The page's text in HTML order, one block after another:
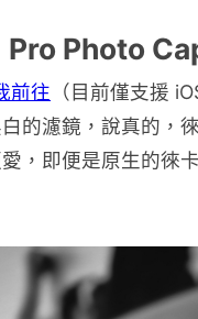
Photo
前往 （目前僅支援
的濾鏡，說真的，
，即便是原生的徠